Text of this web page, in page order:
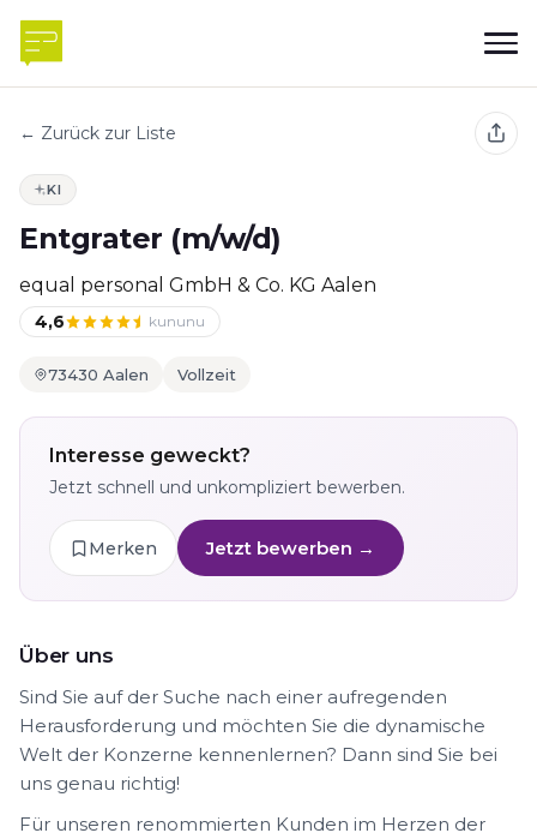
← Zurück zur Liste
KI
Entgrater (m/w/d)
equal personal GmbH & Co. KG Aalen
4,6 kununu
73430 Aalen Vollzeit
Interesse geweckt?
Jetzt schnell und unkompliziert bewerben.
Merken Jetzt bewerben →
Über uns
Sind Sie auf der Suche nach einer aufregenden
Herausforderung und möchten Sie die dynamische
Welt der Konzerne kennenlernen? Dann sind Sie bei
uns genau richtig!
Für unseren renommierten Kunden im Herzen der